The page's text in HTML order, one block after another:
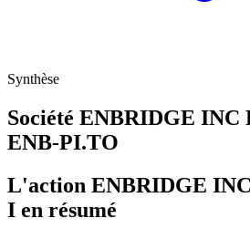
Synthèse
Société ENBRIDGE INC
ENB-PI.TO
L'action ENBRIDGE
I en résumé